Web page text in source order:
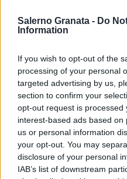
Salerno Granata - Do
Information
If you wish to opt-out of the
processing of your personal
targeted advertising by us,
section to confirm your
opt-out request is processed
interest-based ads based
us or personal information
your opt-out. You may
disclosure of your personal
IAB’s list of downstream